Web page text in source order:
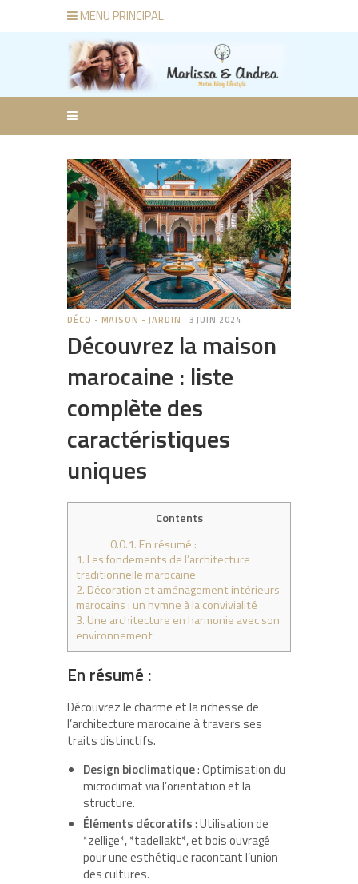
MENU PRINCIPAL
DÉCO - MAISON - JARDIN 3 JUIN 2024
Découvrez la maison
marocaine : liste
complète des
caractéristiques
uniques
Contents
0.0.1. En résumé :
1. Les fondements de l’architecture
traditionnelle marocaine
2. Décoration et aménagement intérieurs
marocains : un hymne à la convivialité
3. Une architecture en harmonie avec son
environnement
En résumé :
Découvrez le charme et la richesse de
l’architecture marocaine à travers ses
traits distinctifs.
Design bioclimatique: Optimisation du
microclimat via l’orientation et la
structure.
Éléments décoratifs: Utilisation de
*zellige*, *tadellakt*, et bois ouvragé
pour une esthétique racontant l’union
des cultures.